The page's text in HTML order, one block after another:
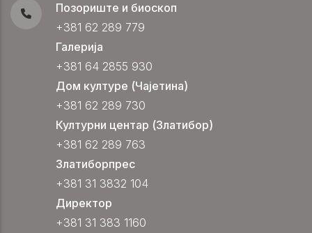
Позориште и биоскоп
+381 62 289 779
Галерија
+381 64 2855 930
Дом културе (Чајетина)
+381 62 289 730
Културни центар (Златибор)
+381 62 289 763
Златиборпрес
+381 31 3832 104
Директор
+381 31 383 1160